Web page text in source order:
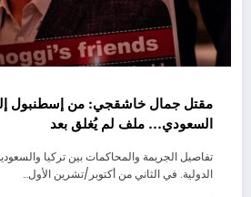
مقتل جمال خاشقجي: من إسطنبول
السعودي… ملف لم يُغلق بعد
تفاصيل الجريمة والمحاكمات بين تركيا
الدولية. في الثاني من أكتوبر/تشرين الأول…